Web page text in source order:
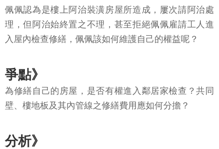
佩佩認為是樓上阿治裝潢房屋所造成，屢次請阿治處
理，但阿治始終置之不理，甚至拒絕佩佩雇請工人進
入屋內檢查修繕，佩佩該如何維護自己的權益呢？
爭點》
為修繕自己的房屋，是否有權進入鄰居家檢查？共同
壁、樓地板及其內管線之修繕費用應如何分擔？
分析》